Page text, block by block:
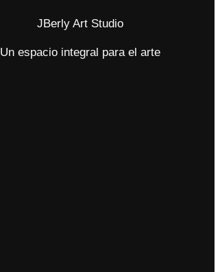
JBerly Art Studio
Un espacio integral para el arte